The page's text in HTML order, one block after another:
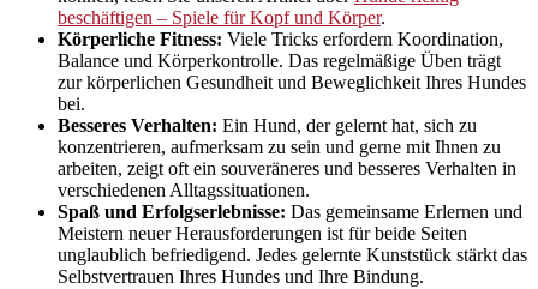
beschäftigen – Spiele für Kopf und Körper.
Körperliche Fitness: Viele Tricks erfordern Koordination,
Balance und Körperkontrolle. Das regelmäßige Üben trägt
zur körperlichen Gesundheit und Beweglichkeit Ihres Hundes
bei.
Besseres Verhalten: Ein Hund, der gelernt hat, sich zu
konzentrieren, aufmerksam zu sein und gerne mit Ihnen zu
arbeiten, zeigt oft ein souveräneres und besseres Verhalten in
verschiedenen Alltagssituationen.
Spaß und Erfolgserlebnisse: Das gemeinsame Erlernen und
Meistern neuer Herausforderungen ist für beide Seiten
unglaublich befriedigend. Jedes gelernte Kunststück stärkt das
Selbstvertrauen Ihres Hundes und Ihre Bindung.